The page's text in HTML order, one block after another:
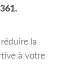
la
à votre